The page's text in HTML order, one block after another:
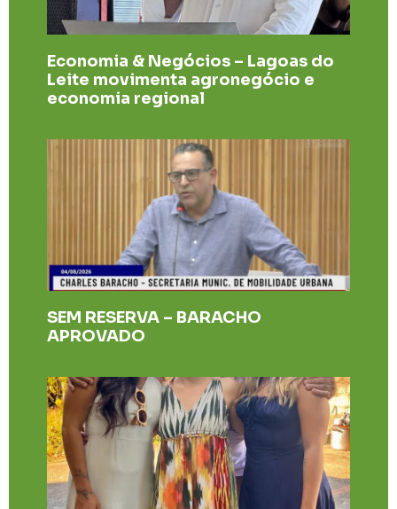
Economia & Negócios – Lagoas do
Leite movimenta agronegócio e
economia regional
SEM RESERVA – BARACHO
APROVADO